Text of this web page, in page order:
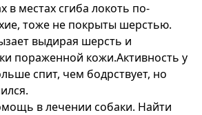
в местах сгиба локоть по-
тоже не покрыты шерстью.
выдирая шерсть и
пораженной кожи.Активность у
спит, чем бодрствует, но
в лечении собаки. Найти